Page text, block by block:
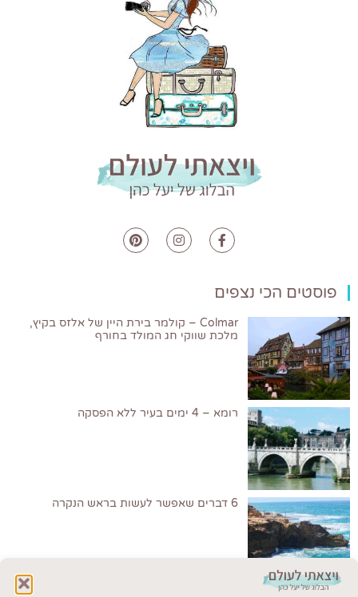
פוסטים הכי נצפים
Colmar – קולמר בירת היין של אלזס בקיץ,
מלכת שווקי חג המולד בחורף
רומא – 4 ימים בעיר ללא הפסקה
6 דברים שאפשר לעשות בראש הנקרה